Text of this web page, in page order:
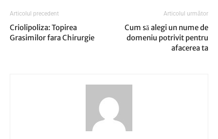
Articolul precedent
Criolipoliza: Topirea
Grasimilor fara Chirurgie
Articolul următor
Cum să alegi un nume de
domeniu potrivit pentru
afacerea ta